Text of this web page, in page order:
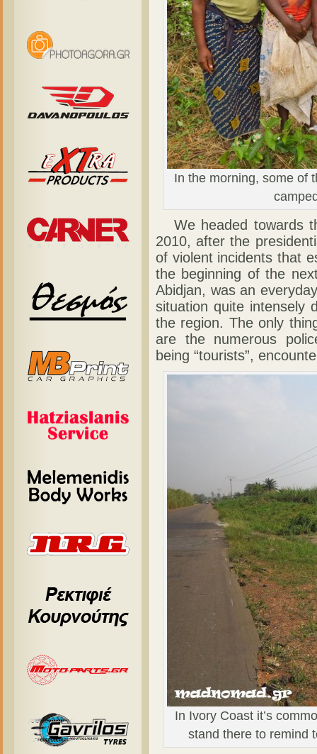
In the morning, some of
We headed towards
2010, after the
of violent incidents that
the beginning of the
Abidjan, was an
situation quite intensely
the region. The only
are the numerous
being “tourists”,
In Ivory Coast it’s
stand there to remind